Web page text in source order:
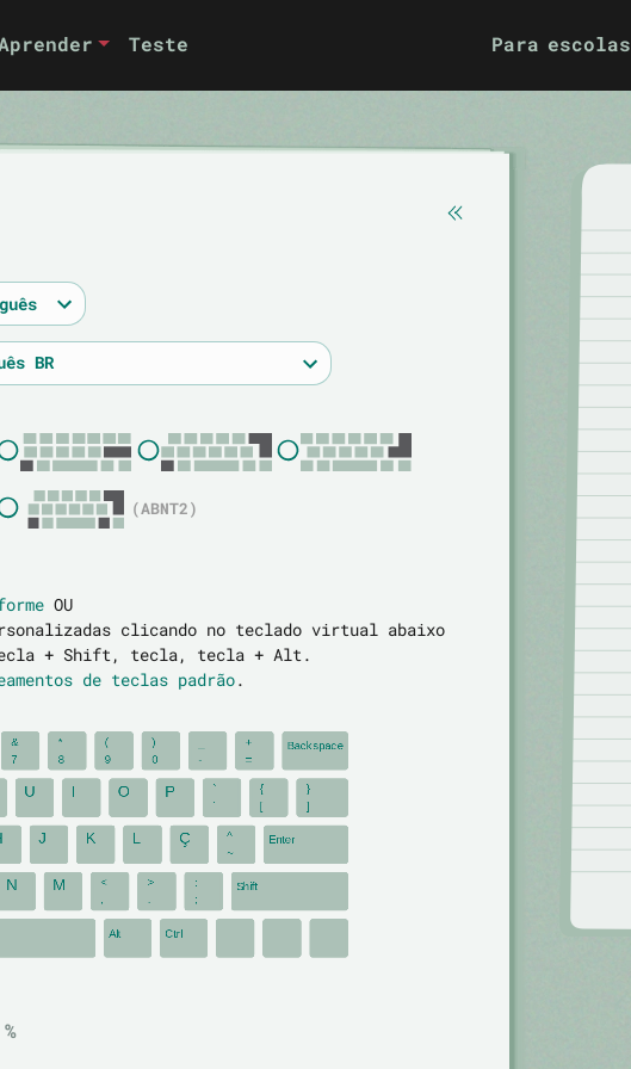
Teste Para escolas
(ABNT2)
OU
clicando no teclado virtual abaixo
tecla + Shift, tecla, tecla + Alt.
de teclas padrão.
%